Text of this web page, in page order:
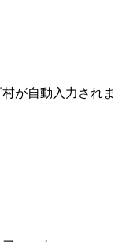
が自動入力されま